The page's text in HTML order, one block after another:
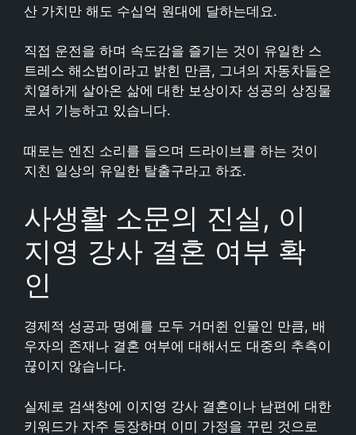
산 가치만 해도 수십억 원대에 달하는데요.
직접 운전을 하며 속도감을 즐기는 것이 유일한 스
트레스 해소법이라고 밝힌 만큼, 그녀의 자동차들은
치열하게 살아온 삶에 대한 보상이자 성공의 상징물
로서 기능하고 있습니다.
때로는 엔진 소리를 들으며 드라이브를 하는 것이
지친 일상의 유일한 탈출구라고 하죠.
사생활 소문의 진실, 이
지영 강사 결혼 여부 확
인
경제적 성공과 명예를 모두 거머쥔 인물인 만큼, 배
우자의 존재나 결혼 여부에 대해서도 대중의 추측이
끊이지 않습니다.
실제로 검색창에 이지영 강사 결혼이나 남편에 대한
키워드가 자주 등장하며 이미 가정을 꾸린 것으로